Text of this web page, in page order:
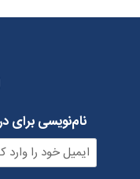
نام‌نویسی